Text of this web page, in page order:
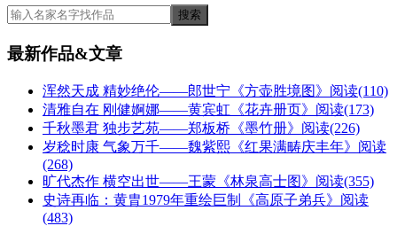
最新作品&文章
浑然天成 精妙绝伦——郎世宁《方壶胜境图》 阅读(110)
清雅自在 刚健婀娜——黄宾虹《花卉册页》 阅读(173)
千秋墨君 独步艺苑——郑板桥《墨竹册》 阅读(226)
岁稔时康 气象万千——魏紫熙《红果满畴庆丰年》 阅读
(268)
旷代杰作 横空出世——王蒙《林泉高士图》 阅读(355)
史诗再临：黄胄1979年重绘巨制《高原子弟兵》 阅读
(483)